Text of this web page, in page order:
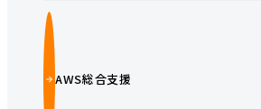
AWS総合支援